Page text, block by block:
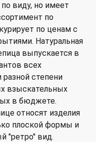
виду, но имеет
по
по ценам с
Натуральная
выпускается в
всех
степени
взыскательных
в бюджете.
относят изделия
плоской формы и
"ретро" вид.